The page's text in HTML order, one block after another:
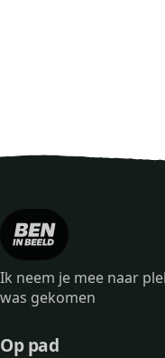
Ik neem je mee naar
was gekomen
Op pad